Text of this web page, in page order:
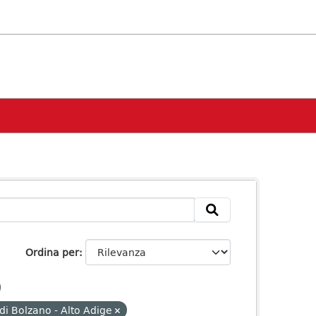
Ordina per
Bolzano - Alto Adige